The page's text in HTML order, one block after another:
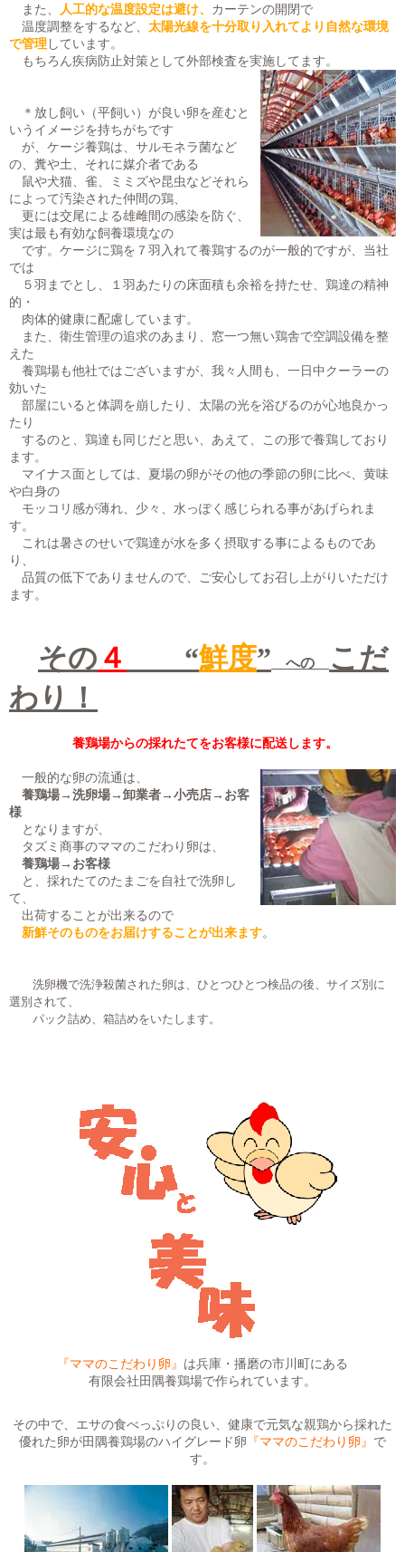
また、
人工的な温度設定は避け、 カーテンの開閉で
温度調整をするなど、 太陽光線を十分取り入れてより自然な環境
で管理しています。
もちろん疾病防止対策として外部検査を実施してます。
＊放し飼い（平飼い）が良い卵を産むと
いうイメージを持ちがちです
が、ケージ養鶏は、サルモネラ菌など
の、糞や土、それに媒介者である
鼠や犬猫、雀、ミミズや昆虫などそれら
によって汚染された仲間の鶏、
更には交尾による雄雌間の感染を防ぐ、
実は最も有効な飼養環境なの
です。ケージに鶏を７羽入れて養鶏するのが一般的ですが、当社
では
５羽までとし、１羽あたりの床面積も余裕を持たせ、鶏達の精神
的・
肉体的健康に配慮しています。
また、衛生管理の追求のあまり、窓一つ無い鶏舎で空調設備を整
えた
養鶏場も他社ではございますが、我々人間も、一日中クーラーの
効いた
部屋にいると体調を崩したり、太陽の光を浴びるのが心地良かっ
たり
するのと、鶏達も同じだと思い、あえて、この形で養鶏しており
ます。
マイナス面としては、夏場の卵がその他の季節の卵に比べ、黄味
や白身の
モッコリ感が薄れ、少々、水っぽく感じられる事があげられま
す。
これは暑さのせいで鶏達が水を多く摂取する事によるものであ
り、
品質の低下でありませんので、ご安心してお召し上がりいただけ
ます。
その ４ “鮮度” への
こだ
わり！
養鶏場からの採れたてをお客様に配送します。
一般的な卵の流通は、
養鶏場→洗卵場→卸業者→小売店→お客
様
となりますが、
タズミ商事のママのこだわり卵は、
養鶏場→お客様
と、採れたてのたまごを自社で洗卵し
て、
出荷することが出来るので
新鮮そのものをお届けすることが出来ます。
洗卵機で洗浄殺菌された卵は、ひとつひとつ検品の後、サイズ別に
選別されて、
パック詰め、箱詰めをいたします。
『ママのこだわり卵』 は兵庫・播磨の市川町にある
有限会社田隅養鶏場で作られています。
その中で、エサの食べっぷりの良い、健康で元気な親鶏から採れた
優れた卵が田隅養鶏場のハイグレード卵 『ママのこだわり卵』 で
す。